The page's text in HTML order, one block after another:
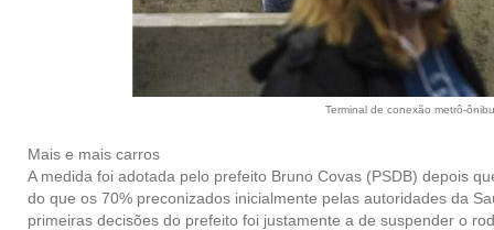
Terminal de conexão metrô-
Mais e mais carros
A medida foi adotada pelo prefeito Bruno Covas (PSDB) depois
do que os 70% preconizados inicialmente pelas autoridades da
primeiras decisões do prefeito foi justamente a de suspender o